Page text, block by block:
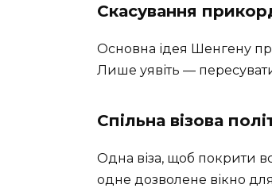
Скасування
Основна ідея Шенгену
Лише уявіть —
Спільна візова
Одна віза, щоб покрити
одне дозволене вікно